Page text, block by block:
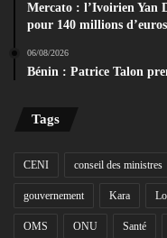
Mercato : l’Ivoirien Yan
pour 140 millions d’euros
06/08/2026
Bénin : Patrice Talon
Tags
CENI conseil des ministres
gouvernement Kara
OMS ONU Santé